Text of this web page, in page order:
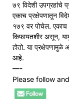
७९ विदेशी उपग्रहांचे
एकाच प्रक्षेपणातून
१७९ वर पोचेल.
किफायतशीर असून,
होतो. या प्रक्षेपणामुळे
आहे.
—-
Please follow